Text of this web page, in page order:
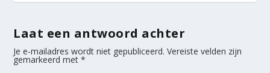
Laat een antwoord achter
Je e-mailadres wordt niet gepubliceerd. Vereiste velden zijn
gemarkeerd met*